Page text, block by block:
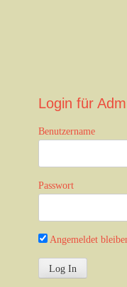
Login für
Benutzername
Passwort
Angemeldet